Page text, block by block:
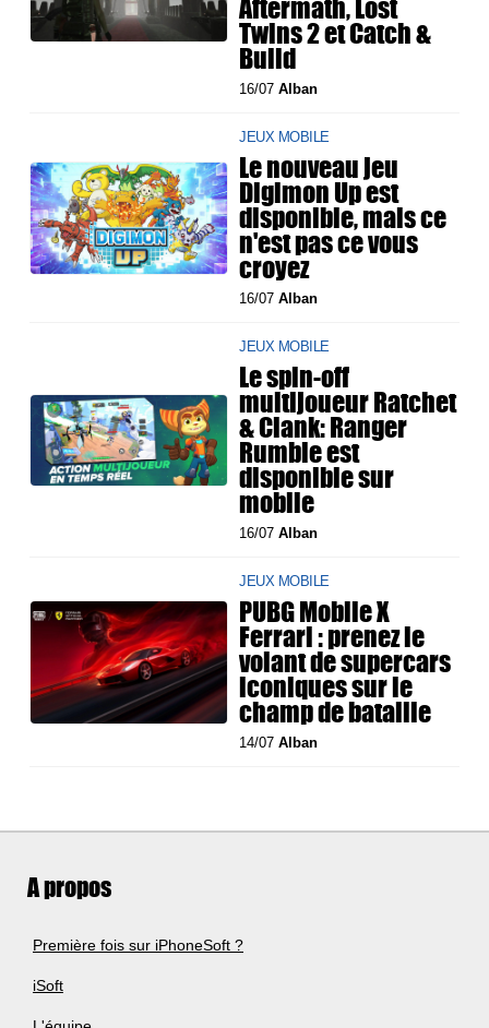
Aftermath, Lost
Twins 2 et Catch &
Build
16/07Alban
JEUX MOBILE
Le nouveau jeu
Digimon Up est
disponible, mais ce
n'est pas ce vous
croyez
16/07Alban
JEUX MOBILE
Le spin-off
multijoueur Ratchet
& Clank: Ranger
Rumble est
disponible sur
mobile
16/07Alban
JEUX MOBILE
PUBG Mobile X
Ferrari : prenez le
volant de supercars
iconiques sur le
champ de bataille
14/07Alban
A propos
Première fois sur iPhoneSoft ?
iSoft